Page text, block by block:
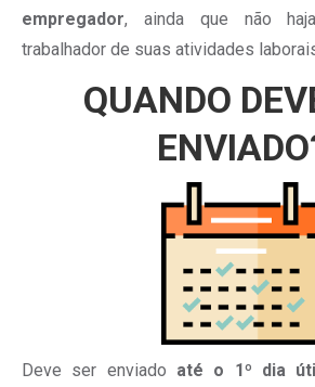
empregador, ainda que não
trabalhador de suas atividades
QUANDO
Deve ser enviado até o 1º dia